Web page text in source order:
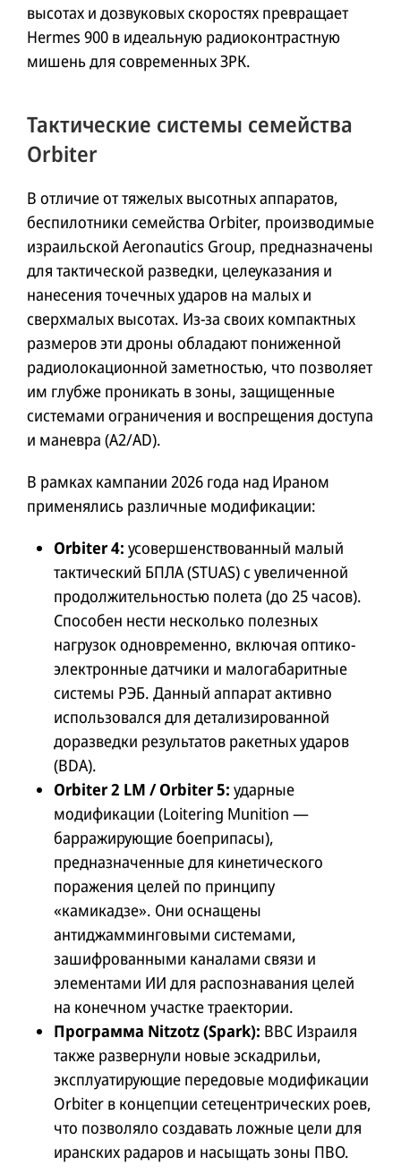
высотах и дозвуковых скоростях превращает
Hermes 900 в идеальную радиоконтрастную
мишень для современных ЗРК.
Тактические системы семейства
Orbiter
В отличие от тяжелых высотных аппаратов,
беспилотники семейства Orbiter, производимые
израильской Aeronautics Group, предназначены
для тактической разведки, целеуказания и
нанесения точечных ударов на малых и
сверхмалых высотах. Из-за своих компактных
размеров эти дроны обладают пониженной
радиолокационной заметностью, что позволяет
им глубже проникать в зоны, защищенные
системами ограничения и воспрещения доступа
и маневра (A2/AD).
В рамках кампании 2026 года над Ираном
применялись различные модификации:
Orbiter 4: усовершенствованный малый
тактический БПЛА (STUAS) с увеличенной
продолжительностью полета (до 25 часов).
Способен нести несколько полезных
нагрузок одновременно, включая оптико-
электронные датчики и малогабаритные
системы РЭБ. Данный аппарат активно
использовался для детализированной
доразведки результатов ракетных ударов
(BDA).
Orbiter 2 LM / Orbiter 5: ударные
модификации (Loitering Munition —
барражирующие боеприпасы),
предназначенные для кинетического
поражения целей по принципу
«камикадзе». Они оснащены
антиджамминговыми системами,
зашифрованными каналами связи и
элементами ИИ для распознавания целей
на конечном участке траектории.
Программа Nitzotz (Spark): ВВС Израиля
также развернули новые эскадрильи,
эксплуатирующие передовые модификации
Orbiter в концепции сетецентрических роев,
что позволяло создавать ложные цели для
иранских радаров и насыщать зоны ПВО.